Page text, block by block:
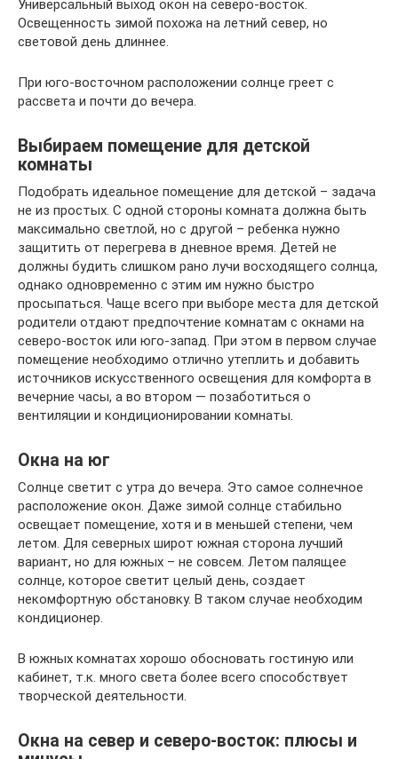
Универсальный выход окон на северо-восток.
Освещенность зимой похожа на летний север, но
световой день длиннее.
При юго-восточном расположении солнце греет с
рассвета и почти до вечера.
Выбираем помещение для детской
комнаты
Подобрать идеальное помещение для детской – задача
не из простых. С одной стороны комната должна быть
максимально светлой, но с другой – ребенка нужно
защитить от перегрева в дневное время. Детей не
должны будить слишком рано лучи восходящего солнца,
однако одновременно с этим им нужно быстро
просыпаться. Чаще всего при выборе места для детской
родители отдают предпочтение комнатам с окнами на
северо-восток или юго-запад. При этом в первом случае
помещение необходимо отлично утеплить и добавить
источников искусственного освещения для комфорта в
вечерние часы, а во втором — позаботиться о
вентиляции и кондиционировании комнаты.
Окна на юг
Солнце светит с утра до вечера. Это самое солнечное
расположение окон. Даже зимой солнце стабильно
освещает помещение, хотя и в меньшей степени, чем
летом. Для северных широт южная сторона лучший
вариант, но для южных – не совсем. Летом палящее
солнце, которое светит целый день, создает
некомфортную обстановку. В таком случае необходим
кондиционер.
В южных комнатах хорошо обосновать гостиную или
кабинет, т.к. много света более всего способствует
творческой деятельности.
Окна на север и северо-восток: плюсы и